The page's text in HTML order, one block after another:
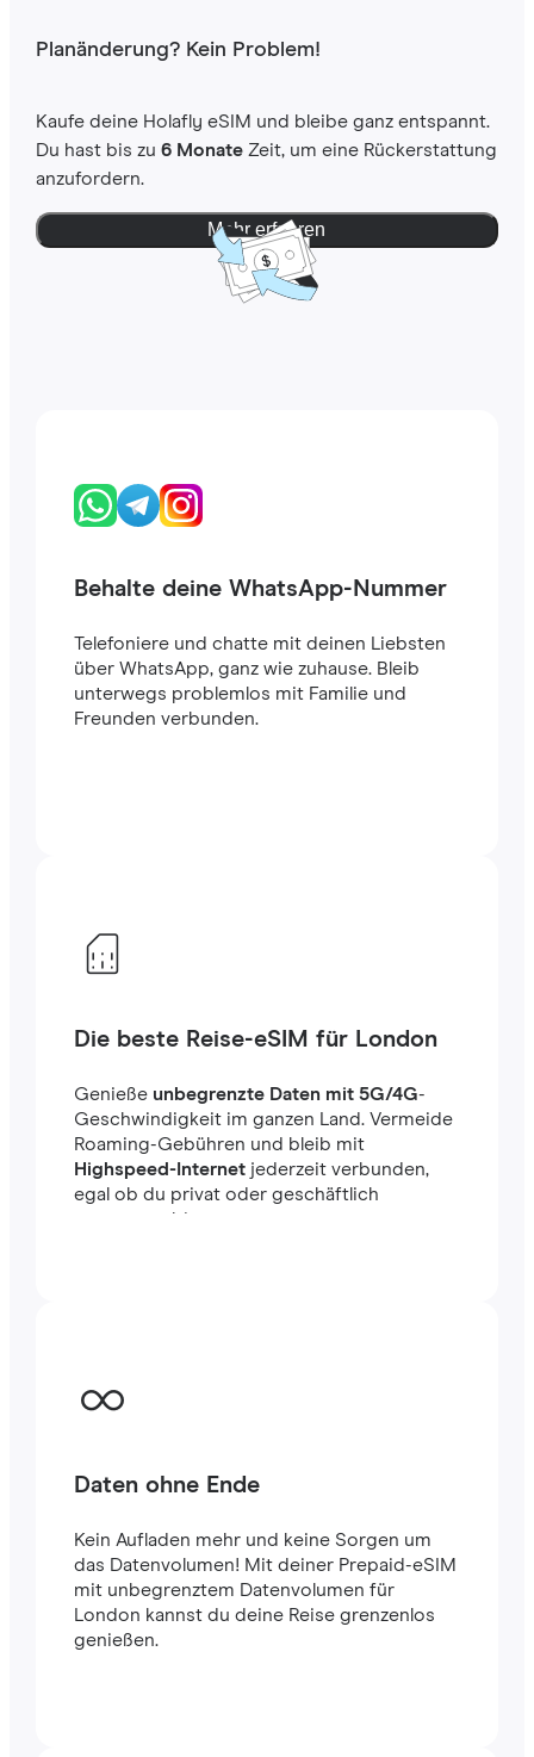
Planänderung? Kein Problem!
Kaufe deine Holafly eSIM und bleibe ganz entspannt.
Du hast bis zu 6 MonateZeit, um eine Rückerstattung
anzufordern.
Mehr erfahren
Behalte deine WhatsApp-Nummer
Telefoniere und chatte mit deinen Liebsten
über WhatsApp, ganz wie zuhause. Bleib
unterwegs problemlos mit Familie und
Freunden verbunden.
Die beste Reise-eSIM für London
Genieße unbegrenzte Daten mit 5G/4G-
Geschwindigkeit im ganzen Land. Vermeide
Roaming-Gebühren und bleib mit
Highspeed-Internetjederzeit verbunden,
egal ob du privat oder geschäftlich
unterwegs bist.
Daten ohne Ende
Kein Aufladen mehr und keine Sorgen um
das Datenvolumen! Mit deiner Prepaid-eSIM
mit unbegrenztem Datenvolumen für
London kannst du deine Reise grenzenlos
genießen.